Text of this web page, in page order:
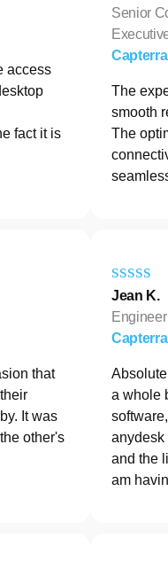
access
fact it is
Senior
The
smooth
The
that
It was
other's
Jean K.
Engineer
a whole
anydesk
and the
am